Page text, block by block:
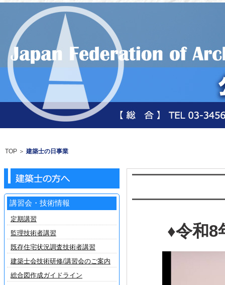
TOP ＞ 建築士の日事業
♦令和8
講習会・技術情報
定期講習
監理技術者講習
既存住宅状況調査技術者講習
建築士会技術研修/講習会のご案内
総合図作成ガイドライン